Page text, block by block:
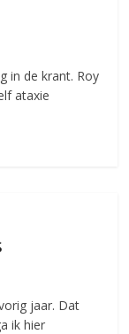
in de krant. Roy
ataxie
jaar. Dat
ik hier